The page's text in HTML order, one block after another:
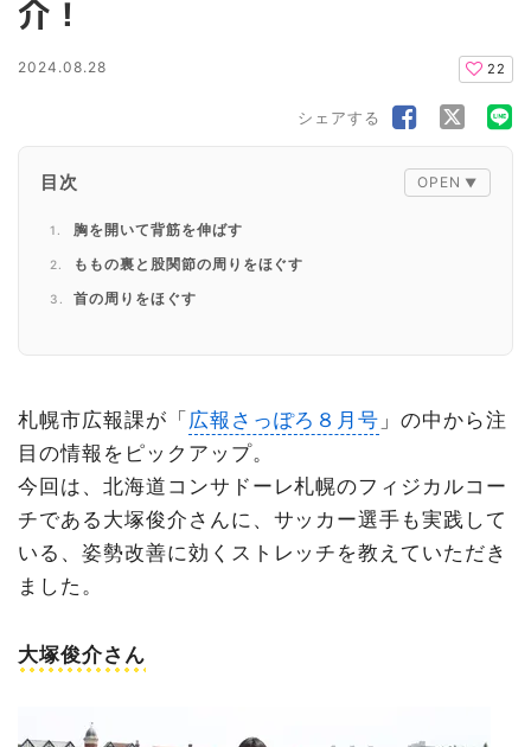
介！
2024.08.28 22
シェアする
目次
胸を開いて背筋を伸ばす
ももの裏と股関節の周りをほぐす
首の周りをほぐす
札幌市広報課が「 広報さっぽろ８月号 」の中から注
目の情報をピックアップ。
今回は、北海道コンサドーレ札幌のフィジカルコー
チである大塚俊介さんに、サッカー選手も実践して
いる、姿勢改善に効くストレッチを教えていただき
ました。
大塚俊介さん